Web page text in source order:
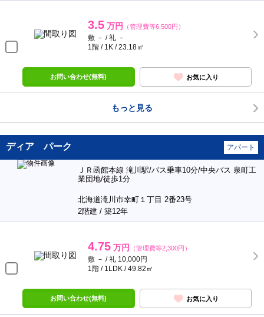
3.5 万円 （管理費等6,500円）
敷 － / 礼 －
1階 / 1K / 23.18㎡
お問い合わせ(無料) お気に入り
もっと見る
ディア パーク アパート
ＪＲ函館本線 滝川駅/バス乗車10分/中央バス 泉町工
業団地/徒歩1分
北海道滝川市幸町１丁目 2番23号
2階建 / 築12年
4.75 万円 （管理費等2,300円）
敷 － / 礼 10,000円
1階 / 1LDK / 49.82㎡
お問い合わせ(無料) お気に入り